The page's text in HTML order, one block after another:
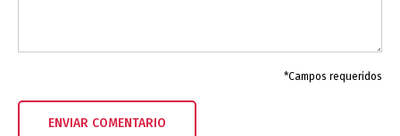
*Campos requeridos